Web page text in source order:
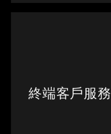
終端客戶服務